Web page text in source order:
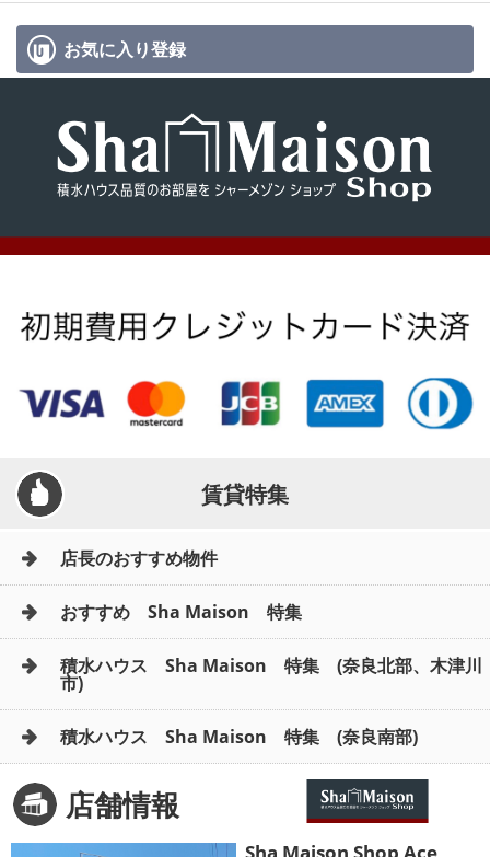
お気に入り登録
賃貸特集
店長のおすすめ物件
おすすめ Sha Maison 特集
積水ハウス Sha Maison 特集 (奈良北部、木津川
市)
積水ハウス Sha Maison 特集 (奈良南部)
店舗情報